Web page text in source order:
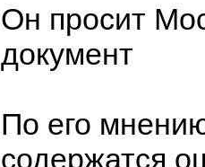
Он просит
документ
По его
содержатся